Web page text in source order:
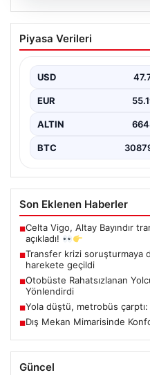
06.08.2026
Transfer krizi
Burhan Can Terzi
Piyasa Verileri
USD
EUR
ALTIN
BTC
Son Eklenen Haberler
■Celta Vigo, Altay Bayındır
açıkladı!
■Transfer krizi soruşturmaya
harekete geçildi
■Otobüste Rahatsızlanan
Yönlendirdi
■Yola düştü, metrobüs çarptı:
■Dış Mekan Mimarisinde
Güncel